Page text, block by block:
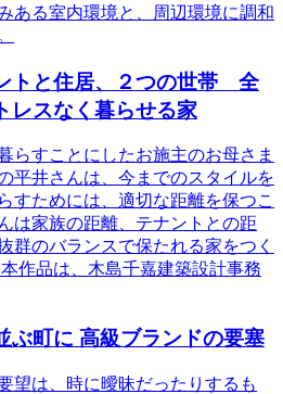
ある室内環境と、周辺環境に調和
トと住居、２つの世帯 全
レスなく暮らせる家
らすことにしたお施主のお母さま
平井さんは、今までのスタイルを
すためには、適切な距離を保つこ
は家族の距離、テナントとの距
群のバランスで保たれる家をつく
作品は、木島千嘉建築設計事務
ぶ町に 高級ブランドの要塞
望は、時に曖昧だったりするも